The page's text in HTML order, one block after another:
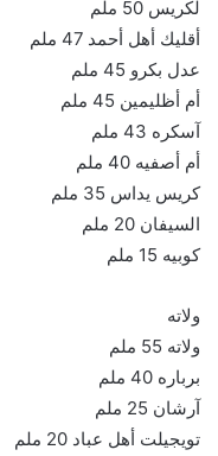
لكريس 50 ملم
أقليك أهل أحمد 47 ملم
عدل بكرو 45 ملم
أم أظليمين 45 ملم
آسكره 43 ملم
أم أصفيه 40 ملم
كريس يداس 35 ملم
السيفان 20 ملم
كوبيه 15 ملم
ولاته
ولاته 55 ملم
برباره 40 ملم
آرشان 25 ملم
تويجيلت أهل عباد 20 ملم